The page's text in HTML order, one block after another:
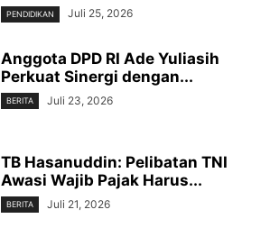
PENDIDIKAN Juli 25, 2026
Anggota DPD RI Ade Yuliasih
Perkuat Sinergi dengan...
BERITA Juli 23, 2026
TB Hasanuddin: Pelibatan TNI
Awasi Wajib Pajak Harus...
BERITA Juli 21, 2026